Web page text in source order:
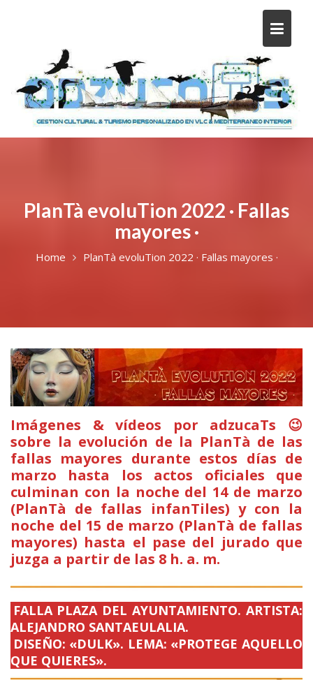
PlanTà evoluTion 2022 · Fallas
mayores ·
Home PlanTà evoluTion 2022 · Fallas mayores ·
Imágenes & vídeos por adzucaTs 😉
sobre la evolución de la PlanTà de las
fallas mayores durante estos días de
marzo hasta los actos oficiales que
culminan con la noche del 14 de marzo
(PlanTà de fallas infanTiles) y con la
noche del 15 de marzo (PlanTà de fallas
mayores) hasta el pase del jurado que
juzga a partir de las 8 h. a. m.
FALLA PLAZA DEL AYUNTAMIENTO. ARTISTA:
ALEJANDRO SANTAEULALIA.
DISEÑO: «DULK». LEMA: «PROTEGE AQUELLO
QUE QUIERES».